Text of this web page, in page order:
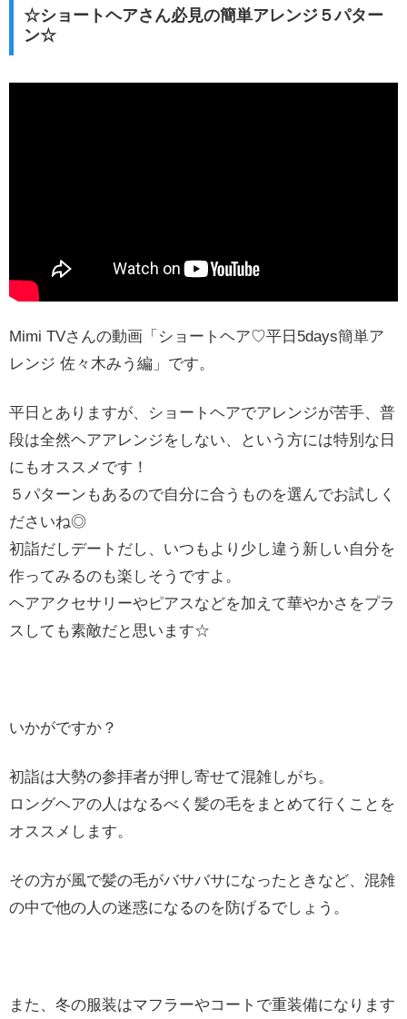
☆ショートヘアさん必見の簡単アレンジ５パター
ン☆
Mimi TVさんの動画「ショートヘア♡平日5days簡単ア
レンジ 佐々木みう編」です。
平日とありますが、ショートヘアでアレンジが苦手、普
段は全然ヘアアレンジをしない、という方には特別な日
にもオススメです！
５パターンもあるので自分に合うものを選んでお試しく
ださいね◎
初詣だしデートだし、いつもより少し違う新しい自分を
作ってみるのも楽しそうですよ。
ヘアアクセサリーやピアスなどを加えて華やかさをプラ
スしても素敵だと思います☆
いかがですか？
初詣は大勢の参拝者が押し寄せて混雑しがち。
ロングヘアの人はなるべく髪の毛をまとめて行くことを
オススメします。
その方が風で髪の毛がバサバサになったときなど、混雑
の中で他の人の迷惑になるのを防げるでしょう。
また、冬の服装はマフラーやコートで重装備になります